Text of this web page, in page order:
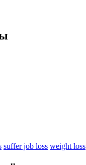
suffer job loss weight loss